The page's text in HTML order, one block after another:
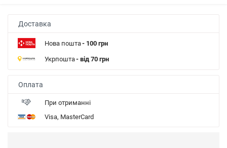
Доставка
Нова пошта- 100 грн
Укрпошта- від 70 грн
Оплата
При отриманні
Visa, MasterCard